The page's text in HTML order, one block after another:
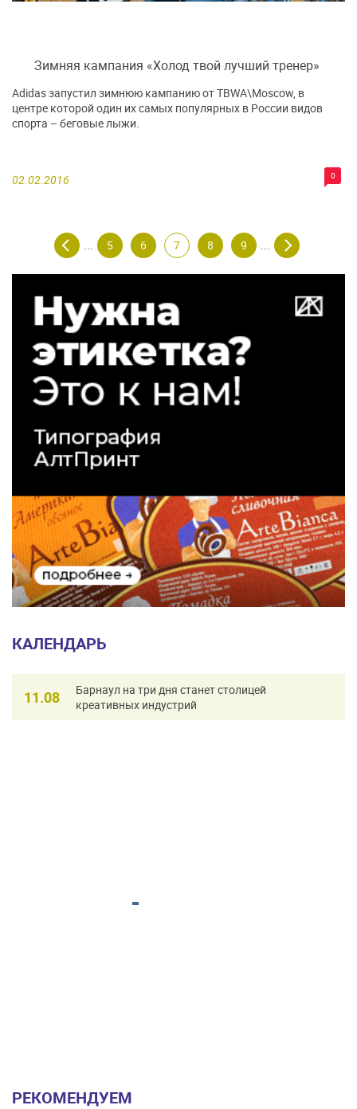
Зимняя кампания «Холод твой лучший тренер»
02.02.2016 0
Аdidas запустил зимнюю кампанию от TBWA\Moscow, в
центре которой один их самых популярных в России видов
спорта – беговые лыжи.
... 5 6 7 8 9 ...
КАЛЕНДАРЬ
11.08
Барнаул на три дня станет столицей
креативных индустрий
РЕКОМЕНДУЕМ